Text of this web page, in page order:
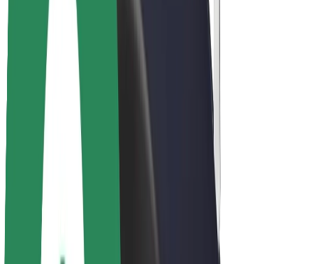
Franquicias
Empresa
Trabajá con nosotros
Acerca de Bolt
Sostenibilidad en Bolt
Project Zero
Blog
Sala de prensa
Misión
Relación con inversores